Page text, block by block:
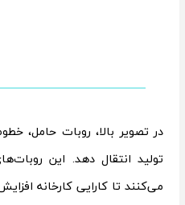
در تصویر بالا، روبات حامل،
تولید انتقال دهد. این
می‌کنند تا کارایی کارخانه